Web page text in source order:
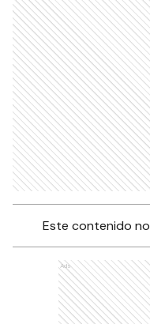
Este contenido
Ads